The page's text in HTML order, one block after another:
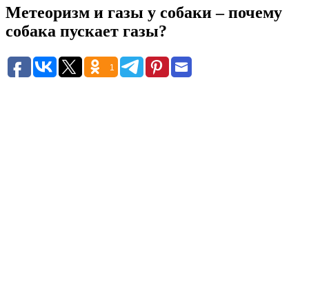
Метеоризм и газы у собаки – почему
собака пускает газы?
1